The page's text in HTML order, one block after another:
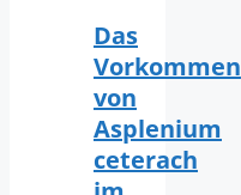
Das
Vorkommen
von
Asplenium
ceterach